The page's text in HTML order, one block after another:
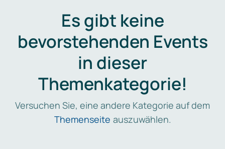
Es gibt keine
bevorstehenden Events
in dieser
Themenkategorie!
Versuchen Sie, eine andere Kategorie auf dem
Themenseite auszuwählen.